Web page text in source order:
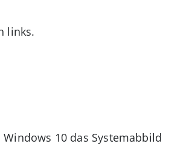
links.
10 das Systemabbild